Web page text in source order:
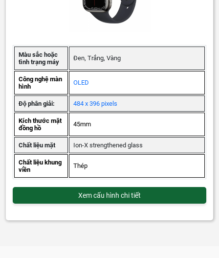
Màu sắc hoặc
tình trạng máy
Đen, Trắng, Vàng
Công nghệ màn
hình
OLED
Độ phân giải: 484 x 396 pixels
Kích thước mặt
đồng hồ
45mm
Chất liệu mặt Ion-X strengthened glass
Chất liệu khung
viền
Thép
Xem cấu hình chi tiết